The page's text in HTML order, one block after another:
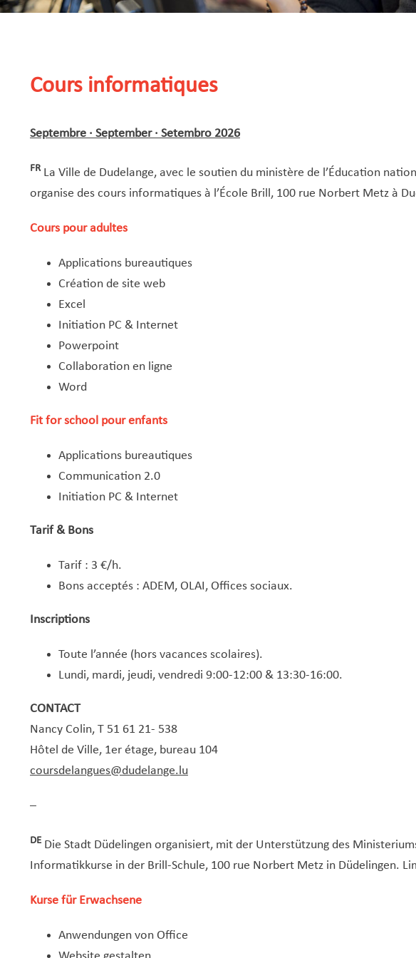
Cours informatiques
Septembre · September · Setembro 2026
FRLa Ville de Dudelange, avec le soutien du ministère de l’Éducation
organise des cours informatiques à l’École Brill, 100 rue Norbert Metz à
Cours pour adultes
Applications bureautiques
Création de site web
Excel
Initiation PC & Internet
Powerpoint
Collaboration en ligne
Word
Fit for school pour enfants
Applications bureautiques
Communication 2.0
Initiation PC & Internet
Tarif & Bons
Tarif : 3 €/h.
Bons acceptés : ADEM, OLAI, Offices sociaux.
Inscriptions
Toute l’année (hors vacances scolaires).
Lundi, mardi, jeudi, vendredi 9:00-12:00 & 13:30-16:00.
CONTACT
Nancy Colin, T 51 61 21- 538
Hôtel de Ville, 1er étage, bureau 104
coursdelangues@dudelange.lu
–
DEDie Stadt Düdelingen organisiert, mit der Unterstützung des
Informatikkurse in der Brill-Schule, 100 rue Norbert Metz in Düdelingen.
Kurse für Erwachsene
Anwendungen von Office